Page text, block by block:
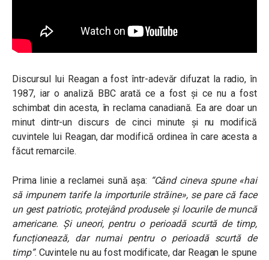
Discursul lui Reagan a fost într-adevăr difuzat la radio, în
1987, iar o analiză BBC arată ce a fost și ce nu a fost
schimbat din acesta, în reclama canadiană. Ea are doar un
minut dintr-un discurs de cinci minute și nu modifică
cuvintele lui Reagan, dar modifică ordinea în care acesta a
făcut remarcile.
Prima linie a reclamei sună așa: “Când cineva spune «hai
să impunem tarife la importurile străine», se pare că face
un gest patriotic, protejând produsele și locurile de muncă
americane. Și uneori, pentru o perioadă scurtă de timp,
funcționează, dar numai pentru o perioadă scurtă de
timp”. Cuvintele nu au fost modificate, dar Reagan le spune